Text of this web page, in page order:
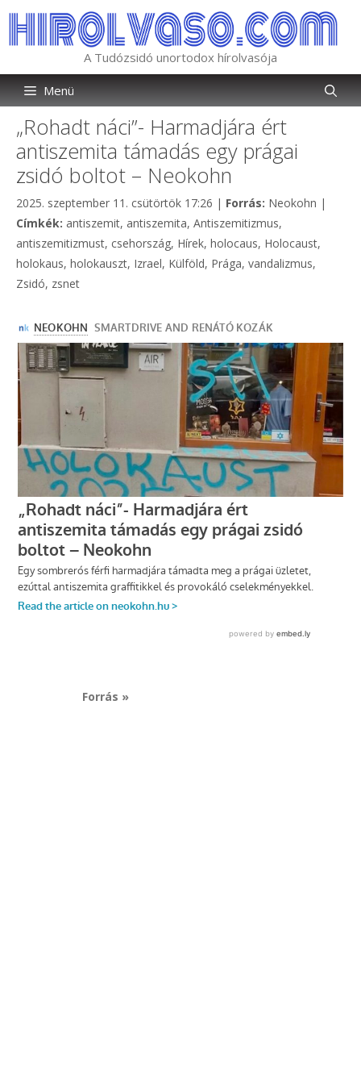
tartalomba
A Tudózsidó unortodox hírolvasója
Menü
„Rohadt náci”- Harmadjára ért
antiszemita támadás egy prágai
zsidó boltot – Neokohn
2025. szeptember 11. csütörtök 17:26 | Forrás: Kategória
Neokohn |
Címkék: Címkék
antiszemit, antiszemita, Antiszemitizmus,
antiszemitizmust, csehország, Hírek, holocaus, Holocaust,
holokaus, holokauszt, Izrael, Külföld, Prága, vandalizmus,
Zsidó, zsnet
Forrás »